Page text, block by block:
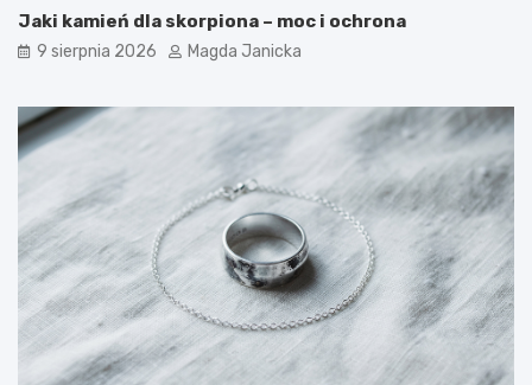
e
o
e
s
t
d
n
a
i
j
a
e
p
t
i
ę
i
e
c
i
?
P
Jaki kamień dla skorpiona – moc i ochrona
9 sierpnia 2026 Magda Janicka